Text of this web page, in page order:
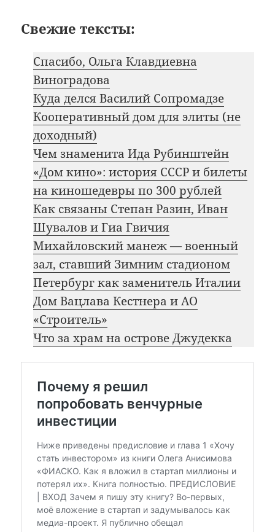
Свежие тексты:
Спасибо, Ольга Клавдиевна
Виноградова
Куда делся Василий Сопромадзе
Кооперативный дом для элиты (не
доходный)
Чем знаменита Ида Рубинштейн
«Дом кино»: история СССР и билеты
на киношедевры по 300 рублей
Как связаны Степан Разин, Иван
Шувалов и Гиа Гвичия
Михайловский манеж — военный
зал, ставший Зимним стадионом
Петербург как заменитель Италии
Дом Вацлава Кестнера и АО
«Строитель»
Что за храм на острове Джудекка